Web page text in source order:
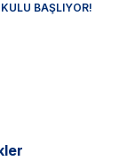
BAŞLIYOR!